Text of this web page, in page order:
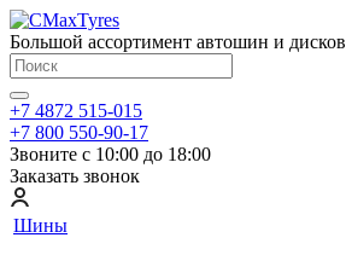
Большой ассортимент автошин и дисков
+7 4872 515-015
+7 800 550-90-17
Звоните с 10:00 до 18:00
Заказать звонок
Шины